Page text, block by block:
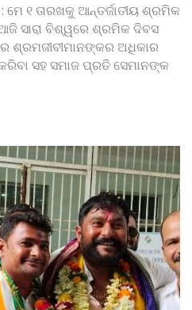
ମେ ୧ ତାରଖକୁ ଆନ୍ତର୍ଜାତୀୟ ଶ୍ରମିକ
ସାରା ବିଶ୍ୱରେ ଶ୍ରମିକ ଦିବସ
ଶ୍ରମଜୀବୀମାନଙ୍କର ଅଧିକାର
ସହ ସମାଜ ପ୍ରତି ସେମାନଙ୍କ